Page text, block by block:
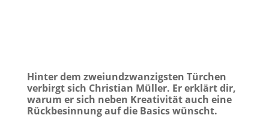
Hinter dem zweiundzwanzigsten Türchen
verbirgt sich Christian Müller. Er erklärt dir,
warum er sich neben Kreativität auch eine
Rückbesinnung auf die Basics wünscht.